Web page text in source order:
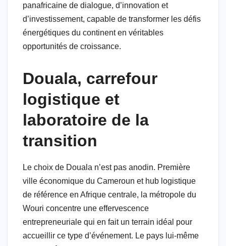
panafricaine de dialogue, d’innovation et
d’investissement, capable de transformer les défis
énergétiques du continent en véritables
opportunités de croissance.
Douala, carrefour
logistique et
laboratoire de la
transition
Le choix de Douala n’est pas anodin. Première
ville économique du Cameroun et hub logistique
de référence en Afrique centrale, la métropole du
Wouri concentre une effervescence
entrepreneuriale qui en fait un terrain idéal pour
accueillir ce type d’événement. Le pays lui-même